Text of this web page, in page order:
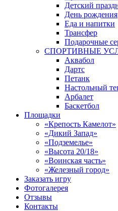
Детский
День рождения
Еда и напитки
Трансфер
Подарочные
СПОРТИВНЫЕ
Аквабол
Дартс
Петанк
Настольный
Арбалет
Баскетбол
Площадки
«Крепость Камелот»
«Дикий Запад»
«Подземелье»
«Высота 20/18»
«Воинская часть»
«Железный город»
Заказать игру
Фотогалерея
Отзывы
Контакты